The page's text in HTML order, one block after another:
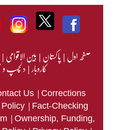
صفحہ اول|پاکستان|بین الاقوامی|
کاروبار|دلچسپ
Us | Corrections
| Fact-Checking
| Ownership, Funding,